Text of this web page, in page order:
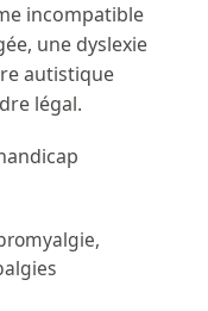
incompatible
une dyslexie
autistique
légal.